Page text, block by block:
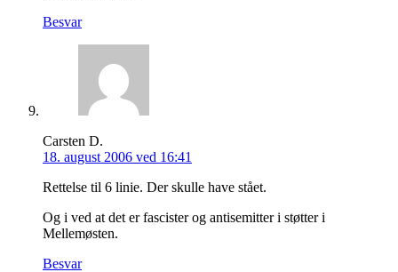
Besvar
Carsten D.
18. august 2006 ved 16:41
Rettelse til 6 linie. Der skulle have stået.
Og i ved at det er fascister og antisemitter i støtter i
Mellemøsten.
Besvar